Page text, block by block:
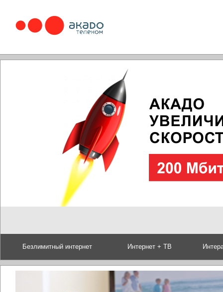
Безлимитный интернет Интернет + ТВ